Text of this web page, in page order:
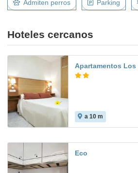
Admiten perros Parking
Hoteles cercanos
Apartamentos Los
a 10 m
Eco